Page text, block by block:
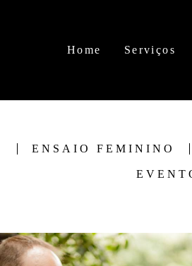
Home Serviços
ENSAIO FEMININO